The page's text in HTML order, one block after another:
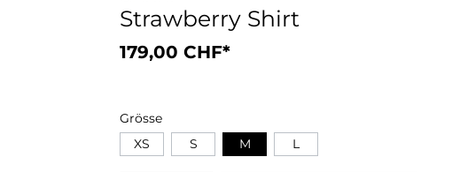
Strawberry Shirt
179,00 CHF*
Grösse
XS
S M L